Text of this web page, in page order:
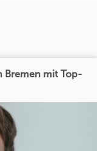
Bremen mit Top-